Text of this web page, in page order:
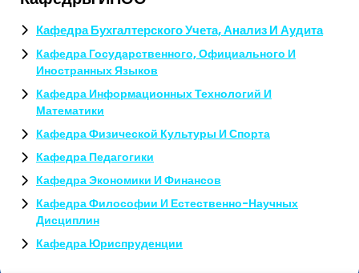
Кафедра Бухгалтерского Учета, Анализ И Аудита
Кафедра Государственного, Официального И
Иностранных Языков
Кафедра Информационных Технологий И
Математики
Кафедра Физической Культуры И Спорта
Кафедра Педагогики
Кафедра Экономики И Финансов
Кафедра Философии И Естественно-Научных
Дисциплин
Кафедра Юриспруденции